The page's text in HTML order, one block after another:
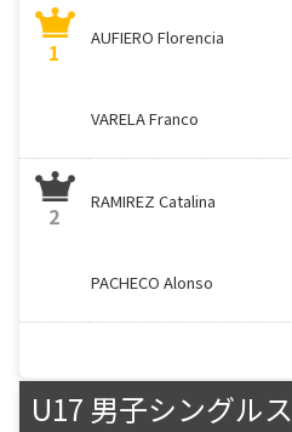
1
AUFIERO Florencia
VARELA Franco
2
RAMIREZ Catalina
PACHECO Alonso
U17 男子シングルス